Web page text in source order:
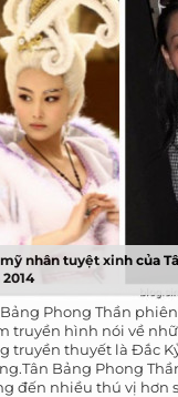
nhân tuyệt xinh của
Phong Thần
truyền hình nói về
truyền thuyết là Đắc
Bảng Phong
đến nhiều thú vị hơn